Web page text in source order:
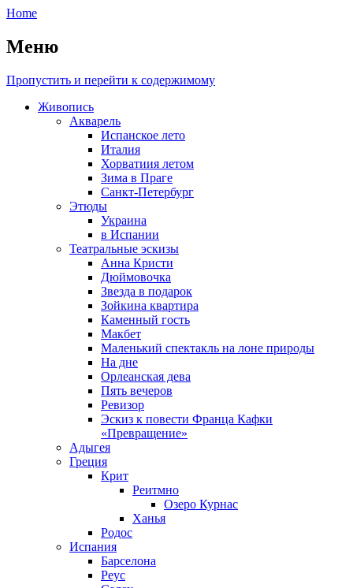
Home
Меню
Пропустить и перейти к содержимому
Живопись
Акварель
Испанское лето
Италия
Хорватиия летом
Зима в Праге
Санкт-Петербург
Этюды
Украина
в Испании
Театральные эскизы
Анна Кристи
Дюймовочка
Звезда в подарок
Зойкина квартира
Каменный гость
Макбет
Маленький спектакль на лоне природы
На дне
Орлеанская дева
Пять вечеров
Ревизор
Эскиз к повести Франца Кафки
«Превращение»
Адыгея
Греция
Крит
Реитмно
Озеро Курнас
Ханья
Родос
Испания
Барселона
Реус